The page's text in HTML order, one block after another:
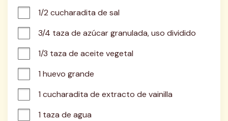
1/2 cucharadita de sal
3/4 taza de azúcar granulada, uso dividido
1/3 taza de aceite vegetal
1 huevo grande
1 cucharadita de extracto de vainilla
1 taza de agua